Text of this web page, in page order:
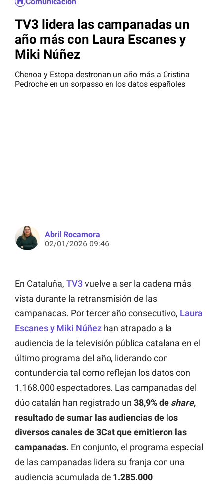
TV3 lidera las campanadas un
año más con Laura Escanes y
Miki Núñez
Chenoa y Estopa destronan un año más a Cristina
Pedroche en un sorpasso en los datos españoles
Abril Rocamora
02/01/2026 09:46
En Cataluña, TV3vuelve a ser la cadena más
vista durante la retransmisión de las
campanadas. Por tercer año consecutivo, Laura
Escanes y Miki Núñez han atrapado a la
audiencia de la televisión pública catalana en el
último programa del año, liderando con
contundencia tal como reflejan los datos con
1.168.000 espectadores. Las campanadas del
dúo catalán han registrado un 38,9% de share,
resultado de sumar las audiencias de los
diversos canales de 3Cat que emitieron las
campanadas. En conjunto, el programa especial
de las campanadas lidera su franja con una
audiencia acumulada de 1.285.000